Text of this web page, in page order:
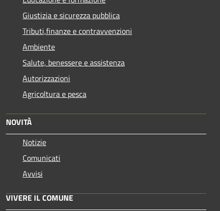
Giustizia e sicurezza pubblica
Tributi,finanze e contravvenzioni
Ambiente
Salute, benessere e assistenza
Autorizzazioni
Agricoltura e pesca
NOVITÀ
Notizie
Comunicati
Avvisi
VIVERE IL COMUNE